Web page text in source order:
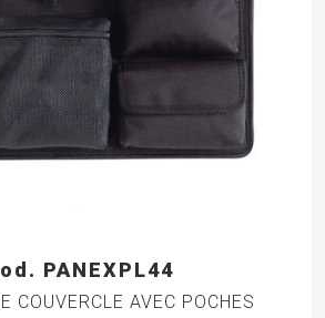
PANEXPL44
COUVERCLE AVEC POCHES